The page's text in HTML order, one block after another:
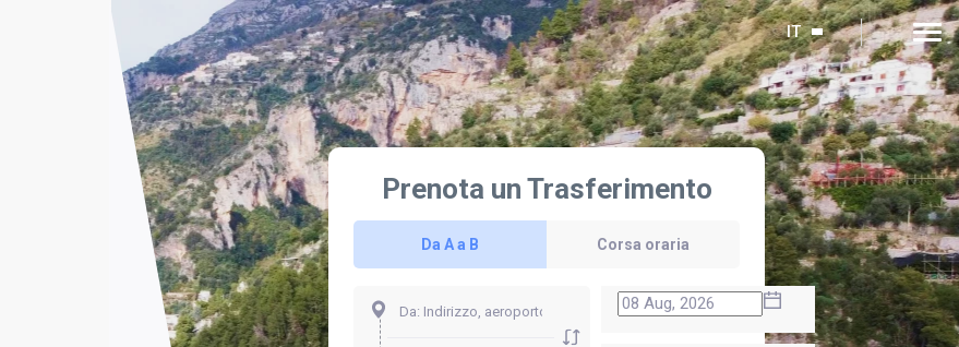
IT
Prenota un Trasferimento
Da A a B Corsa oraria